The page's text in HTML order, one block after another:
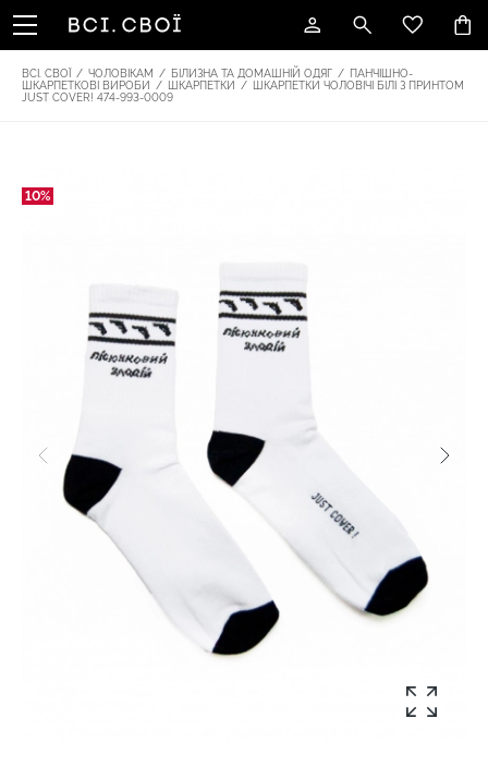
ВСІ. СВОЇ / ЧОЛОВІКАМ / БІЛИЗНА ТА ДОМАШНІЙ ОДЯГ / ПАНЧІШНО-
ШКАРПЕТКОВІ ВИРОБИ
/ ШКАРПЕТКИ /
ШКАРПЕТКИ ЧОЛОВІЧІ БІЛІ З ПРИНТОМ
JUST COVER! 474-993-0009
10%